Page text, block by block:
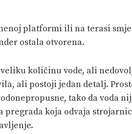
platformi ili na terasi
ostala otvorena.
količinu vode, ali
ali postoji jedan detalj.
tako da voda
pregrada koja odvaja